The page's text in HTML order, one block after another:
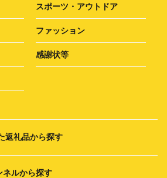
スポーツ・アウトドア
ファッション
感謝状等
返礼品から探す
ネルから探す